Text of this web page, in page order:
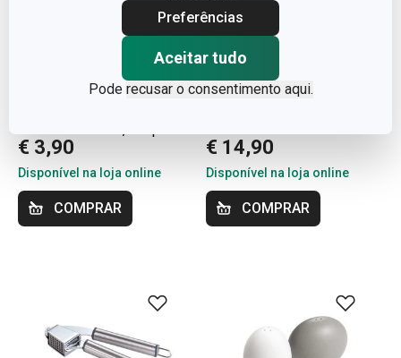
Preferências
Aceitar tudo
Pode recusar o consentimento aqui.
€ 3,90
Disponível na loja online
COMPRAR
€ 14,90
Disponível na loja online
COMPRAR